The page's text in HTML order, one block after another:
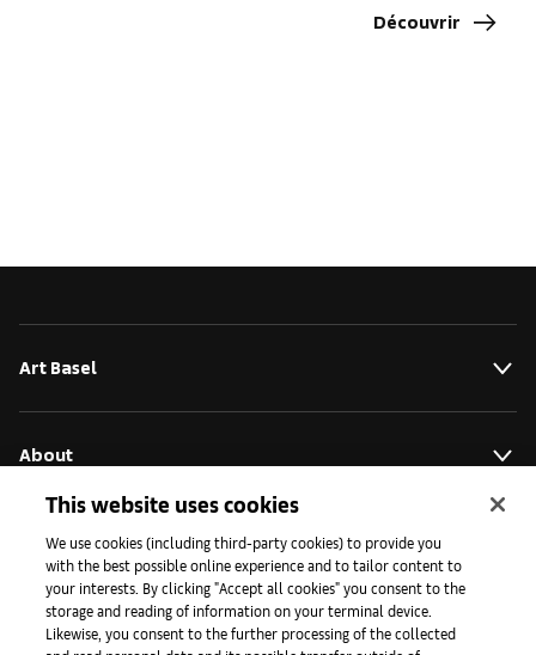
Découvrir
Art Basel
About
Initiatives
Press
This website uses cookies
We use cookies (including third-party cookies) to provide you
with the best possible online experience and to tailor content to
your interests. By clicking "Accept all cookies" you consent to the
storage and reading of information on your terminal device.
Likewise, you consent to the further processing of the collected